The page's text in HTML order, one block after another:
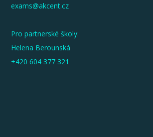
exams@akcent.cz
Pro partnerské školy:
Helena Berounská
+420 604 377 321